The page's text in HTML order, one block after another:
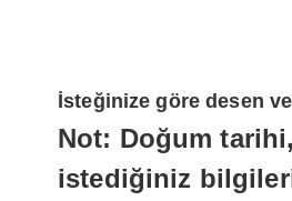
İsteğinize göre desen
Not: Doğum
istediğiniz